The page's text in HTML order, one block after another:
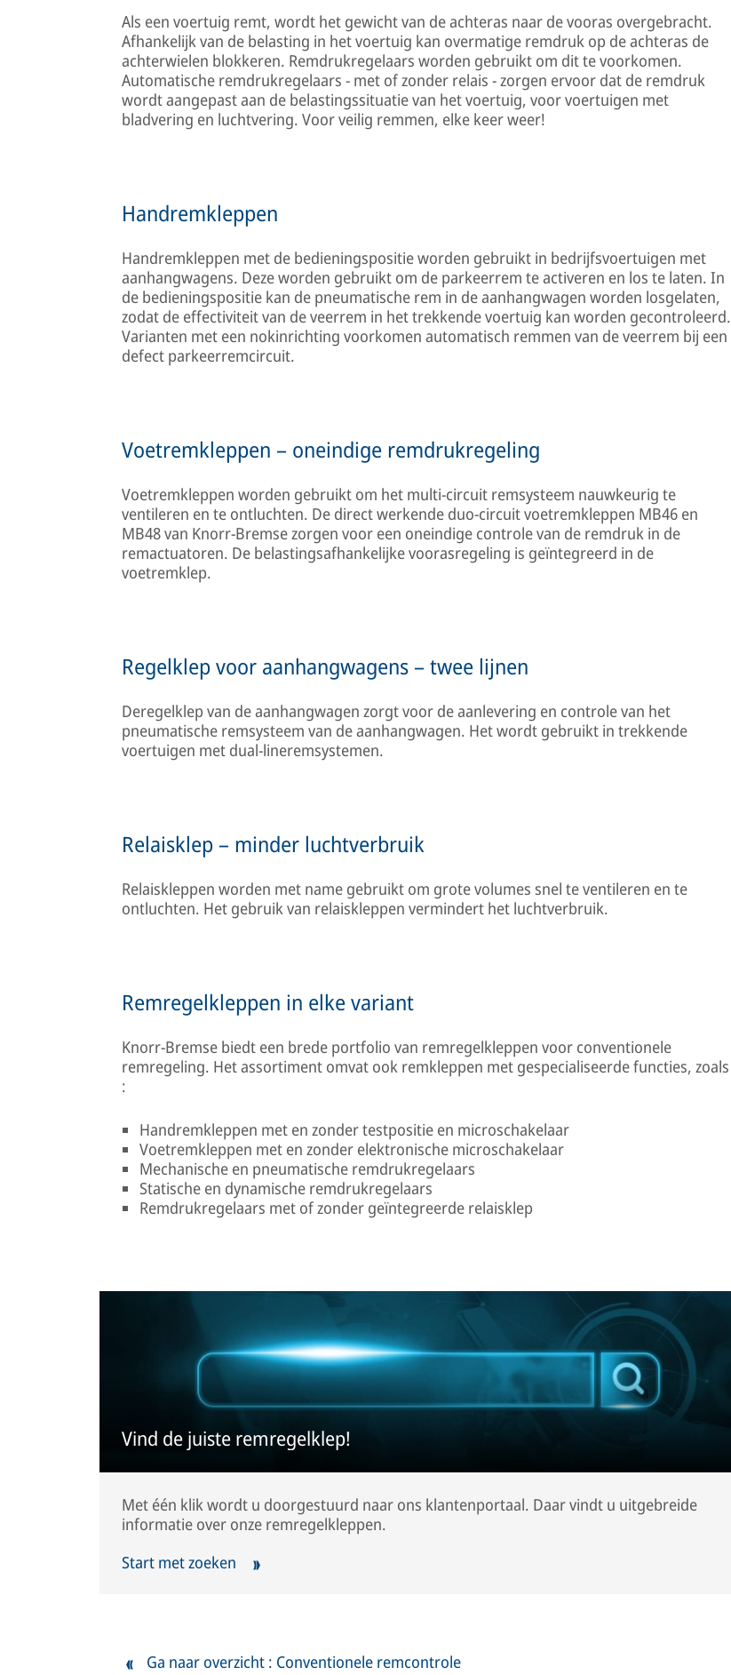
Als een voertuig remt, wordt het gewicht van de achteras naar de vooras overgebracht.
Afhankelijk van de belasting in het voertuig kan overmatige remdruk op de achteras de
achterwielen blokkeren. Remdrukregelaars worden gebruikt om dit te voorkomen.
Automatische remdrukregelaars - met of zonder relais - zorgen ervoor dat de remdruk
wordt aangepast aan de belastingssituatie van het voertuig, voor voertuigen met
bladvering en luchtvering. Voor veilig remmen, elke keer weer!
Handremkleppen
Handremkleppen met de bedieningspositie worden gebruikt in bedrijfsvoertuigen met
aanhangwagens. Deze worden gebruikt om de parkeerrem te activeren en los te laten. In
de bedieningspositie kan de pneumatische rem in de aanhangwagen worden losgelaten,
zodat de effectiviteit van de veerrem in het trekkende voertuig kan worden gecontroleerd.
Varianten met een nokinrichting voorkomen automatisch remmen van de veerrem bij een
defect parkeerremcircuit.
Voetremkleppen – oneindige remdrukregeling
Voetremkleppen worden gebruikt om het multi-circuit remsysteem nauwkeurig te
ventileren en te ontluchten. De direct werkende duo-circuit voetremkleppen MB46 en
MB48 van Knorr-Bremse zorgen voor een oneindige controle van de remdruk in de
remactuatoren. De belastingsafhankelijke voorasregeling is geïntegreerd in de
voetremklep.
Regelklep voor aanhangwagens – twee lijnen
Deregelklep van de aanhangwagen zorgt voor de aanlevering en controle van het
pneumatische remsysteem van de aanhangwagen. Het wordt gebruikt in trekkende
voertuigen met dual-lineremsystemen.
Relaisklep – minder luchtverbruik
Relaiskleppen worden met name gebruikt om grote volumes snel te ventileren en te
ontluchten. Het gebruik van relaiskleppen vermindert het luchtverbruik.
Remregelkleppen in elke variant
Knorr-Bremse biedt een brede portfolio van remregelkleppen voor conventionele
remregeling. Het assortiment omvat ook remkleppen met gespecialiseerde functies, zoals
:
Handremkleppen met en zonder testpositie en microschakelaar
Voetremkleppen met en zonder elektronische microschakelaar
Mechanische en pneumatische remdrukregelaars
Statische en dynamische remdrukregelaars
Remdrukregelaars met of zonder geïntegreerde relaisklep
Vind de juiste remregelklep!
Met één klik wordt u doorgestuurd naar ons klantenportaal. Daar vindt u uitgebreide
informatie over onze remregelkleppen.
Start met zoeken
Ga naar overzicht : Conventionele remcontrole